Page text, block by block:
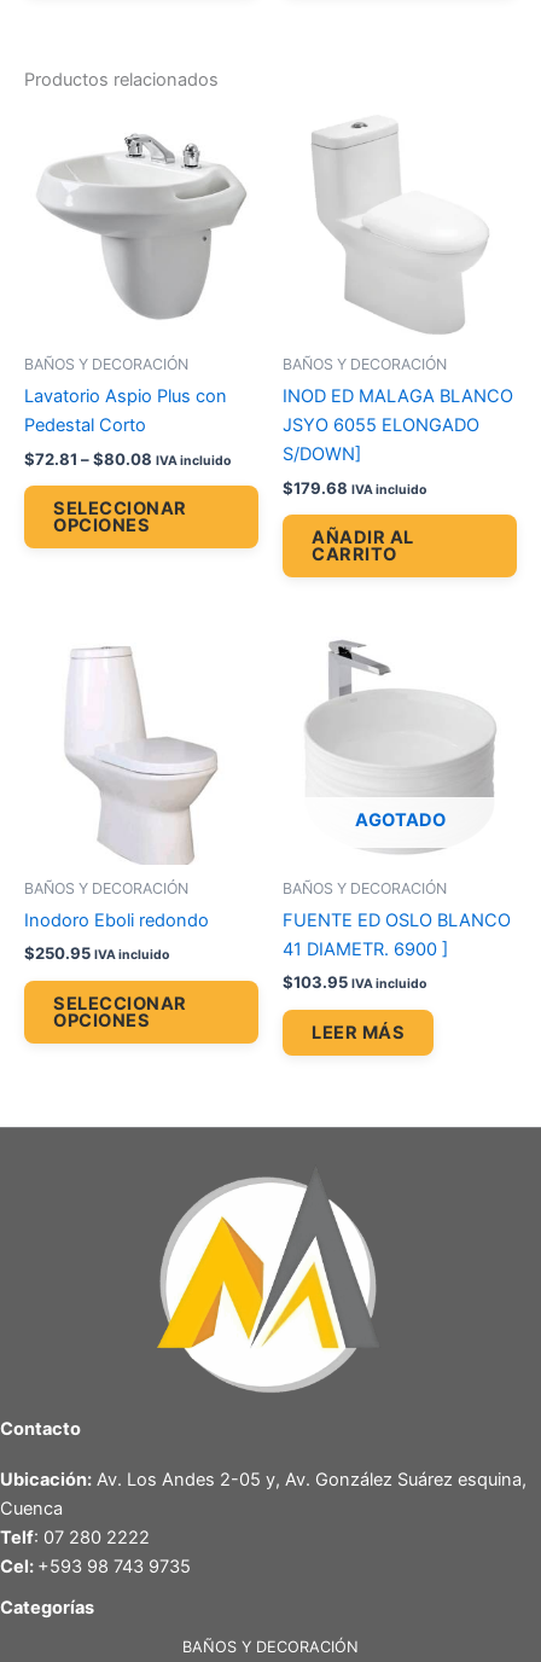
Productos relacionados
BAÑOS Y DECORACIÓN
Lavatorio Aspio Plus con
Pedestal Corto
$72.81 –$80.08
range:
$72.81
through
$80.08
IVA incluido
SELECCIONAR
OPCIONES
producto
múltiples
variantes.
pueden
página
de
producto
BAÑOS Y DECORACIÓN
INOD ED MALAGA BLANCO
JSYO 6055 ELONGADO
S/DOWN]
$179.68 IVA incluido
AÑADIR AL
CARRITO
BAÑOS Y DECORACIÓN
Inodoro Eboli redondo
$250.95 IVA incluido
SELECCIONAR
OPCIONES
múltiples
variantes.
pueden
página
producto
AGOTADO
BAÑOS Y DECORACIÓN
FUENTE ED OSLO BLANCO
41 DIAMETR. 6900 ]
$103.95 IVA incluido
LEER MÁS
Contacto
Ubicación: Av. Los Andes 2-05 y, Av. González Suárez esquina,
Cuenca
Telf: 07 280 2222
Cel: +593 98 743 9735
Categorías
BAÑOS Y DECORACIÓN